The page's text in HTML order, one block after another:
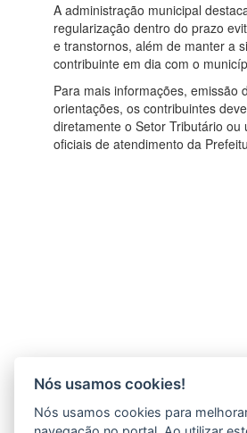
A administração municipal
regularização dentro do prazo
e transtornos, além de manter a
contribuinte em dia com o
Para mais informações, emissão
orientações, os contribuintes
diretamente o Setor Tributário ou
oficiais de atendimento da
Nós usamos cookies!
Nós usamos cookies para